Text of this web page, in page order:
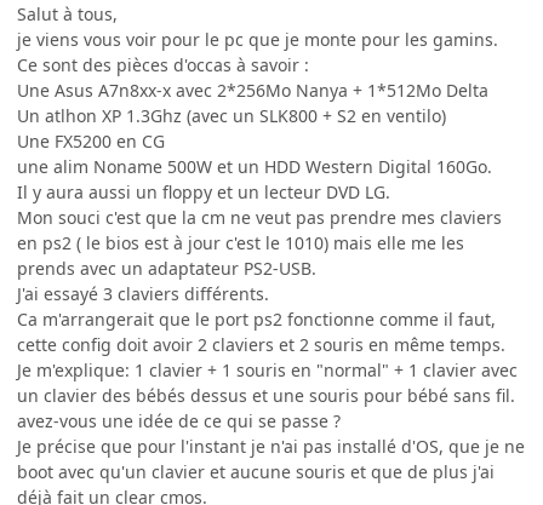
Salut à tous,
je viens vous voir pour le pc que je monte pour les gamins.
Ce sont des pièces d'occas à savoir :
Une Asus A7n8xx-x avec 2*256Mo Nanya + 1*512Mo Delta
Un atlhon XP 1.3Ghz (avec un SLK800 + S2 en ventilo)
Une FX5200 en CG
une alim Noname 500W et un HDD Western Digital 160Go.
Il y aura aussi un floppy et un lecteur DVD LG.
Mon souci c'est que la cm ne veut pas prendre mes claviers
en ps2 ( le bios est à jour c'est le 1010) mais elle me les
prends avec un adaptateur PS2-USB.
J'ai essayé 3 claviers différents.
Ca m'arrangerait que le port ps2 fonctionne comme il faut,
cette config doit avoir 2 claviers et 2 souris en même temps.
Je m'explique: 1 clavier + 1 souris en "normal" + 1 clavier avec
un clavier des bébés dessus et une souris pour bébé sans fil.
avez-vous une idée de ce qui se passe ?
Je précise que pour l'instant je n'ai pas installé d'OS, que je ne
boot avec qu'un clavier et aucune souris et que de plus j'ai
déjà fait un clear cmos.